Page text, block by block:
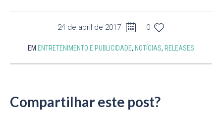
24 de abril de 2017 0
EM ENTRETENIMENTO E PUBLICIDADE, NOTÍCIAS, RELEASES
Compartilhar este post?